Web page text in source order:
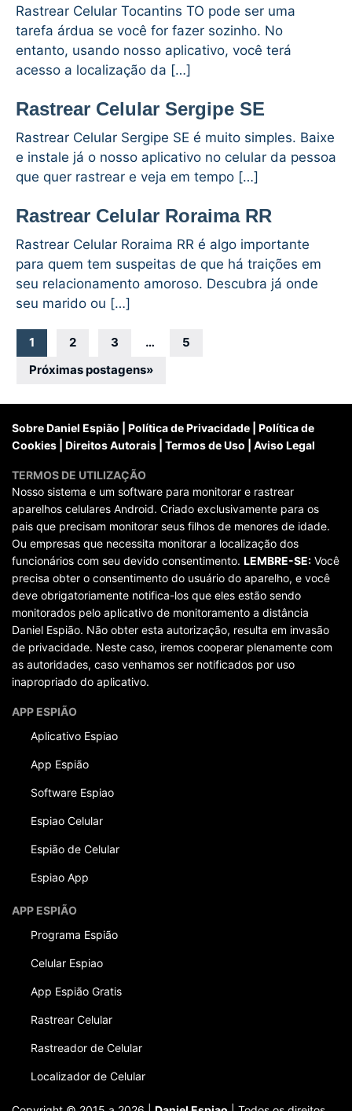
Rastrear Celular Tocantins TO pode ser uma
tarefa árdua se você for fazer sozinho. No
entanto, usando nosso aplicativo, você terá
acesso a localização da […]
Rastrear Celular Sergipe SE
Rastrear Celular Sergipe SE é muito simples. Baixe
e instale já o nosso aplicativo no celular da pessoa
que quer rastrear e veja em tempo […]
Rastrear Celular Roraima RR
Rastrear Celular Roraima RR é algo importante
para quem tem suspeitas de que há traições em
seu relacionamento amoroso. Descubra já onde
seu marido ou […]
Navegação
por
posts
1 2 3 …
5
Próximas postagens»
Sobre Daniel Espião Política de Privacidade
Política de
Cookies
Direitos Autorais Termos de Uso Aviso Legal
TERMOS DE UTILIZAÇÃO
Nosso sistema e um software para monitorar e rastrear
aparelhos celulares Android. Criado exclusivamente para os
pais que precisam monitorar seus filhos de menores de idade.
Ou empresas que necessita monitorar a localização dos
funcionários com seu devido consentimento. LEMBRE-SE: Você
precisa obter o consentimento do usuário do aparelho, e você
deve obrigatoriamente notifica-los que eles estão sendo
monitorados pelo aplicativo de monitoramento a distância
Daniel Espião. Não obter esta autorização, resulta em invasão
de privacidade. Neste caso, iremos cooperar plenamente com
as autoridades, caso venhamos ser notificados por uso
inapropriado do aplicativo.
APP ESPIÃO
Aplicativo Espiao
App Espião
Software Espiao
Espiao Celular
Espião de Celular
Espiao App
APP ESPIÃO
Programa Espião
Celular Espiao
App Espião Gratis
Rastrear Celular
Rastreador de Celular
Localizador de Celular